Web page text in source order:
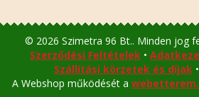
© 2026 Szimetra 96 Bt.. Minden jog
Szerződési Feltételek •
Szállítási körzetek és díjak•
A Webshop működését a